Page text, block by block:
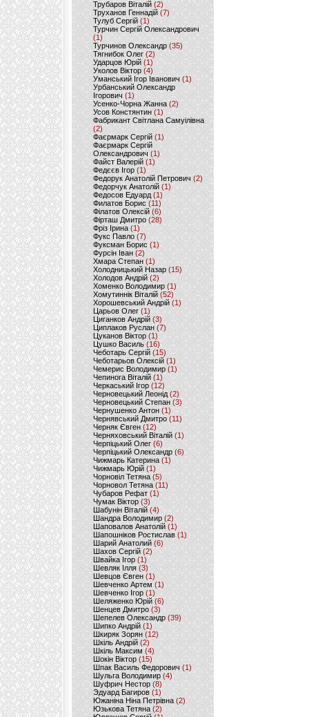
Трубаров Віталій (2)
Труханов Геннадій (7)
Тулуб Сергій(1)
Турчин Сергій Олександрович
(1)
Турчинов Олександр(35)
Тягнибок Олег (2)
Ударцов Юрій (1)
Уколов Віктор(4)
Уманський Ігор Іванович(1)
Урбанський Олександр
Ігорович (1)
Усенко-Чорна Жанна (2)
Усов Констянтин(1)
Фабрикант Світлана Самуілівна
(2)
Фаєрмарк Сергій(1)
Фаєрмарк Сергій
Олександрович (1)
Файст Валерій(1)
Федєєв Ігор (1)
Федорук Анатолій Петрович (2)
Федорчук Анатолій (1)
Федосов Едуард (1)
Филатов Борис (11)
Філатов Олексій (6)
Фірташ Дмитро (28)
Фріз Ірина (1)
Фукс Павло (7)
Фуксман Борис (1)
Фурсін Іван (2)
Хмара Степан(1)
Холодницький Назар(15)
Холодов Андрій (2)
Хоменко Володимир (1)
Хомутиннік Віталій (52)
Хорошевський Андрій (1)
Царьов Олег (1)
Циганков Андрій (3)
Циплаков Руслан(7)
Цуканов Віктор (1)
Цушко Василь (16)
Чеботарь Сергій (15)
Чеботарьов Олексій (1)
Чемерис Володимир (1)
Чепинога Віталій (1)
Черкаський Ігор (12)
Черновецький Леонід(2)
Черновецький Степан (3)
Чернушенко Антон (1)
Чернявський Дмитро(11)
Черняк Євген(12)
Черняховський Віталій (1)
Черпіцький Олег (6)
Черпіцький Олександр (6)
Чижмарь Катерина (1)
Чижмарь Юрій (1)
Чорновіл Тетяна (5)
Чорновол Тетяна (11)
Чубаров Рефат (1)
Чумак Віктор(3)
Шабунін Віталій (4)
Шандра Володимир (2)
Шаповалов Анатолій(1)
Шапошніков Ростислав(1)
Шарий Анатолий(6)
Шахов Сергій(2)
Швайка Ігор (1)
Шевляк Ілля (3)
Шевцов Євген (1)
Шевченко Артем(1)
Шевченко Ігор(1)
Шеляженко Юрій (6)
Шенцев Дмитро (3)
Шепелев Олександр (39)
Шипко Андрій(1)
Шкиряк Зорян(12)
Шкіль Андрій(2)
Шкіль Максим (4)
Шокін Віктор (15)
Шпак Василь Федорович (1)
Шульга Володимир (4)
Шуфрич Нестор(8)
Эдуард Багиров (1)
Южаніна Ніна Петрівна (2)
Юзькова Тетяна(2)